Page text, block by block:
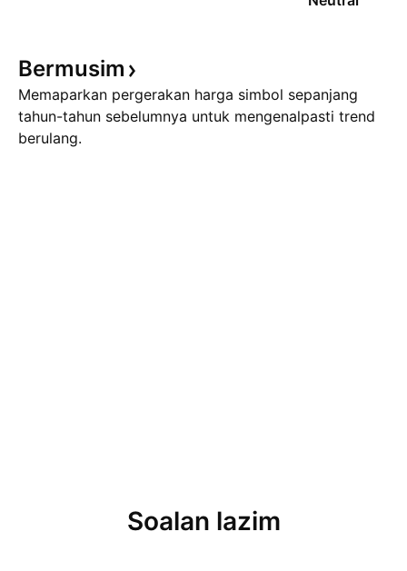
Bermusim
Memaparkan pergerakan harga simbol sepanjang
tahun-tahun sebelumnya untuk mengenalpasti trend
berulang.
Soalan lazim